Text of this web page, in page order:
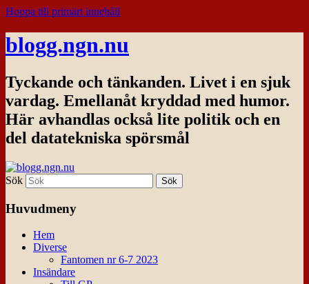
Hoppa till primärt innehåll
blogg.ngn.nu
Tyckande och tänkanden. Livet i en sjuk
vardag. Emellanåt kryddad med humor.
Här avhandlas också lite politik och en
del datatekniska spörsmål
Sök
Huvudmeny
Hem
Diverse
Fantomen nr 6-7 2023
Insändare